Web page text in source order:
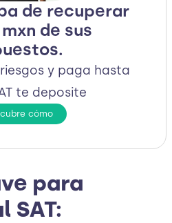
de recuperar
de sus
y paga hasta
te deposite
cómo
para
SAT: